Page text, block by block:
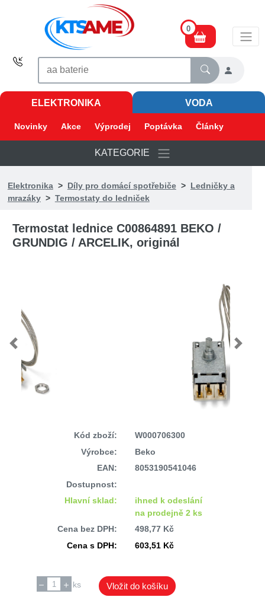
0
ELEKTRONIKA VODA
Novinky Akce Výprodej Poptávka Články
KATEGORIE
Elektronika> Díly pro domácí spotřebiče> Ledničky a
mrazáky> Termostaty do ledniček
Termostat lednice C00864891 BEKO /
GRUNDIG / ARCELIK, originál
Previous Next
Kód zboží:
W000706300
Výrobce:
Beko
EAN:
8053190541046
Dostupnost:
Hlavní sklad:
ihned k odeslání
na prodejně 2 ks
Cena bez DPH:
498,77 Kč
Cena s DPH:
603,51 Kč
ks Vložit do košíku